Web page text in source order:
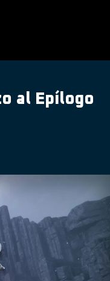
al Epílogo